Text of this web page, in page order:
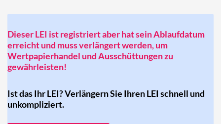
Dieser LEI ist registriert aber hat sein Ablaufdatum
erreicht und muss verlängert werden, um
Wertpapierhandel und Ausschüttungen zu
gewährleisten!
Ist das Ihr LEI? Verlängern Sie Ihren LEI schnell und
unkompliziert.